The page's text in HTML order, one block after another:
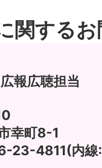
関する
報広聴担当
幸町8-1
23-4811(内